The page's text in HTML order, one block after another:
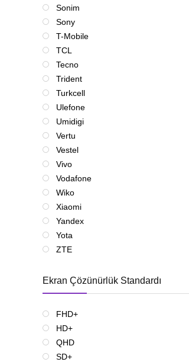
Sonim
Sony
T-Mobile
TCL
Tecno
Trident
Turkcell
Ulefone
Umidigi
Vertu
Vestel
Vivo
Vodafone
Wiko
Xiaomi
Yandex
Yota
ZTE
Ekran Çözünürlük Standardı
FHD+
HD+
QHD
SD+